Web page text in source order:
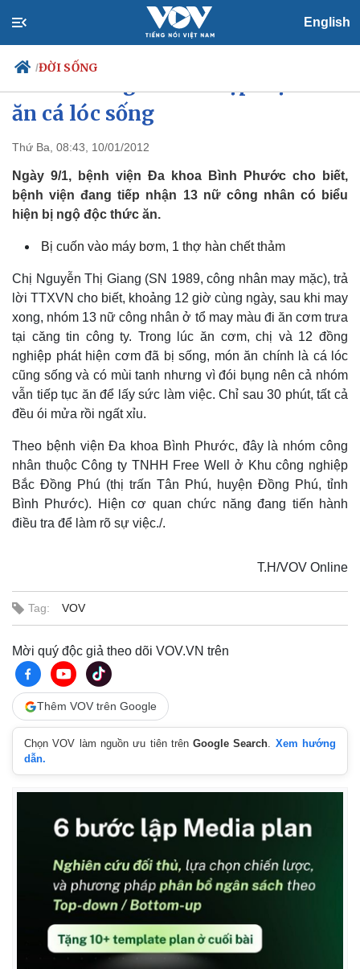
English
/ĐỜI SỐNG
Chính trị
Đảng
Tổ chức nhân sự
Quốc hội
Nhận diện sự thật
Tin 24h
Dự báo thời tiết
Việc làm
Quan sát
Video
E-Magazine
Infographic
ăn cá lóc sống
Thứ Ba, 08:43, 10/01/2012
Ngày 9/1, bệnh viện Đa khoa Bình Phước cho biết,
bệnh viện đang tiếp nhận 13 nữ công nhân có biểu
hiện bị ngộ độc thức ăn.
Bị cuốn vào máy bơm, 1 thợ hàn chết thảm
Chị Nguyễn Thị Giang (SN 1989, công nhân may mặc), trả
lời TTXVN cho biết, khoảng 12 giờ cùng ngày, sau khi may
xong, nhóm 13 nữ công nhân ở tổ may màu đi ăn cơm trưa
tại căng tin công ty. Trong lúc ăn cơm, chị và 12 đồng
nghiệp phát hiện cơm đã bị sống, món ăn chính là cá lóc
cũng sống và có mùi tanh nhưng vì đói bụng nên cả nhóm
vẫn tiếp tục ăn để lấy sức làm việc. Chỉ sau 30 phút, tất cả
đều ói mửa rồi ngất xỉu.
Theo bệnh viện Đa khoa Bình Phước, đây là nhóm công
nhân thuộc Công ty TNHH Free Well ở Khu công nghiệp
Bắc Đồng Phú (thị trấn Tân Phú, huyện Đồng Phú, tỉnh
Bình Phước). Hiện cơ quan chức năng đang tiến hành
điều tra để làm rõ sự việc./.
T.H/VOV Online
Tag: VOV
Mời quý độc giả theo dõi VOV.VN trên
Thêm VOV trên Google
Chọn VOV làm nguồn ưu tiên trênGoogle Search. Xem hướng
dẫn.